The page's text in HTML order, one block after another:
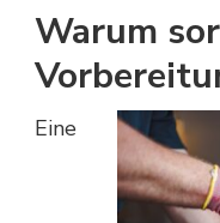
Warum
Eine